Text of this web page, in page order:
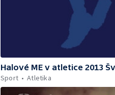
Halové ME v atletice 2013
Sport
Atletika